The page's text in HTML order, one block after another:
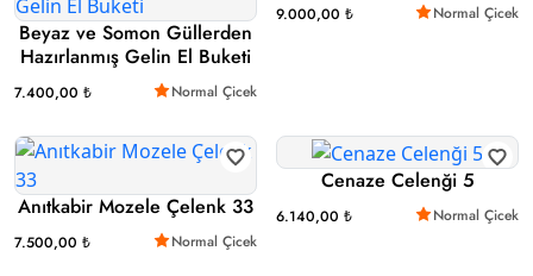
Beyaz ve Somon Güllerden
Hazırlanmış Gelin El Buketi
7.400,00 ₺ Normal Çicek
9.000,00 ₺ Normal Çicek
Anıtkabir Mozele Çelenk 33
7.500,00 ₺ Normal Çicek
Cenaze Celenği 5
6.140,00 ₺ Normal Çicek